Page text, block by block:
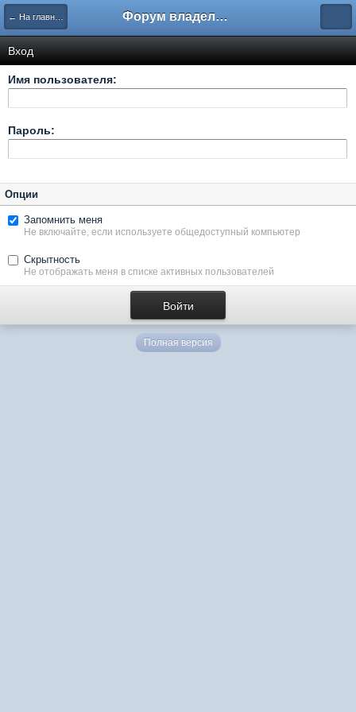
← На главную Форум владельцев интернет-магазинов
Вход
Имя пользователя:
Пароль:
Опции
Запомнить меня
Не включайте, если используете общедоступный компьютер
Скрытность
Не отображать меня в списке активных пользователей
Полная версия